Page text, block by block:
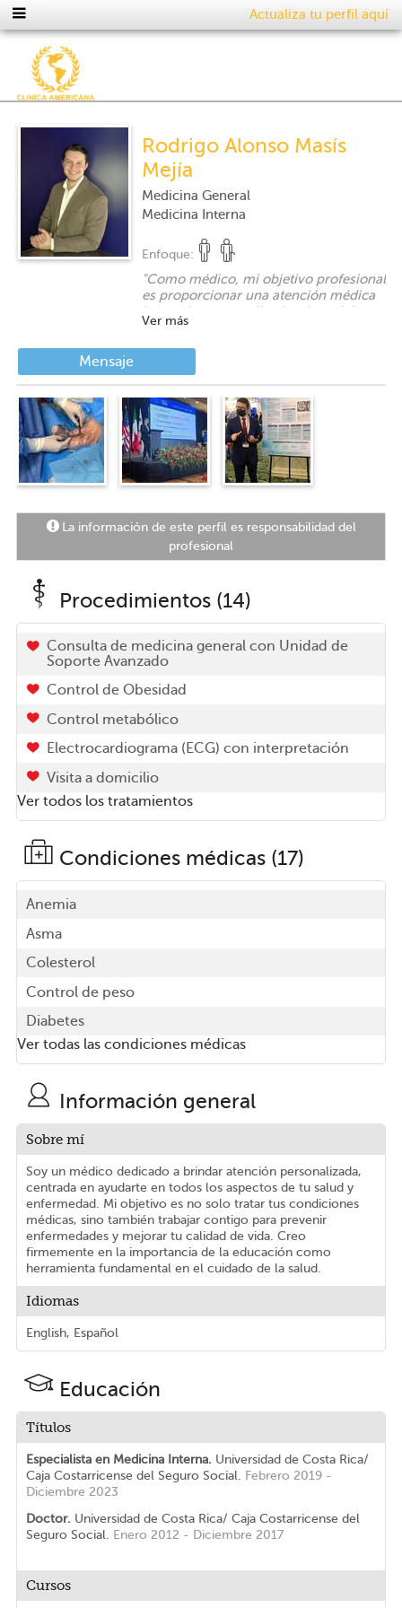
Actualiza tu perfil aquí
Rodrigo Alonso Masís
Mejía
Medicina General
Medicina Interna
Enfoque:
"Como médico, mi objetivo profesional
es proporcionar una atención médica
integral y personalizada a los adultos,
enfocándome en la prevención, el
condiciones médicas. Mi compromiso
mis pacientes mediante una
evaluación exhaustiva."
Ver más
Mensaje
La información de este perfil es responsabilidad del
profesional
Procedimientos (14)
Consulta de medicina general con Unidad de
Soporte Avanzado
Control de Obesidad
Control metabólico
Electrocardiograma (ECG) con interpretación
Visita a domicilio
Ver todos los tratamientos
Condiciones médicas (17)
Anemia
Asma
Colesterol
Control de peso
Diabetes
Ver todas las condiciones médicas
Información general
Sobre mí
Soy un médico dedicado a brindar atención personalizada,
centrada en ayudarte en todos los aspectos de tu salud y
enfermedad. Mi objetivo es no solo tratar tus condiciones
médicas, sino también trabajar contigo para prevenir
enfermedades y mejorar tu calidad de vida. Creo
firmemente en la importancia de la educación como
herramienta fundamental en el cuidado de la salud.
Idiomas
English, Español
Educación
Títulos
Especialista en Medicina Interna. Universidad de Costa Rica/
Caja Costarricense del Seguro Social. Febrero 2019 -
Diciembre 2023
Doctor. Universidad de Costa Rica/ Caja Costarricense del
Seguro Social. Enero 2012 - Diciembre 2017
Cursos